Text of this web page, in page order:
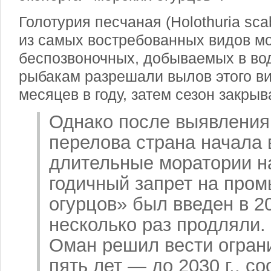
Голотурия песчаная (Holothuria
из самых востребованных видов
беспозвоночных, добываемых в
рыбакам разрешали вылов этого
месяцев в году, затем сезон
Однако после
перелова страна начала
длительные моратории
годичный запрет на
огурцов» был введен в
несколько раз
Оман решил вести
пять лет — до 2030 г.,